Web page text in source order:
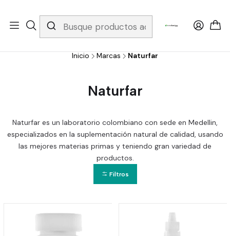
Whatsapp 3229079958/ Fijo 6019251796 / Envios a todo el país y
gratis apartir de 199.000!
Inicio Marcas Naturfar
Naturfar
Naturfar es un laboratorio colombiano con sede en Medellin,
especializados en la suplementación natural de calidad, usando
las mejores materias primas y teniendo gran variedad de
productos.
Filtros